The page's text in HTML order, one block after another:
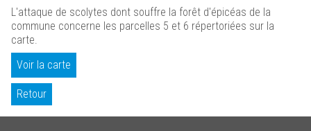
L'attaque de scolytes dont souffre la forêt d'épicéas de la
commune concerne les parcelles 5 et 6 répertoriées sur la
carte.
Voir la carte
Retour